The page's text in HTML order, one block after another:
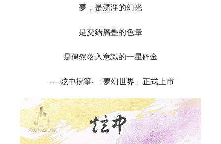
夢，是漂浮的幻光
是交錯層疊的色暈
是偶然落入意識的一星碎金
——炫中挖箏· 「夢幻世界」正式上市